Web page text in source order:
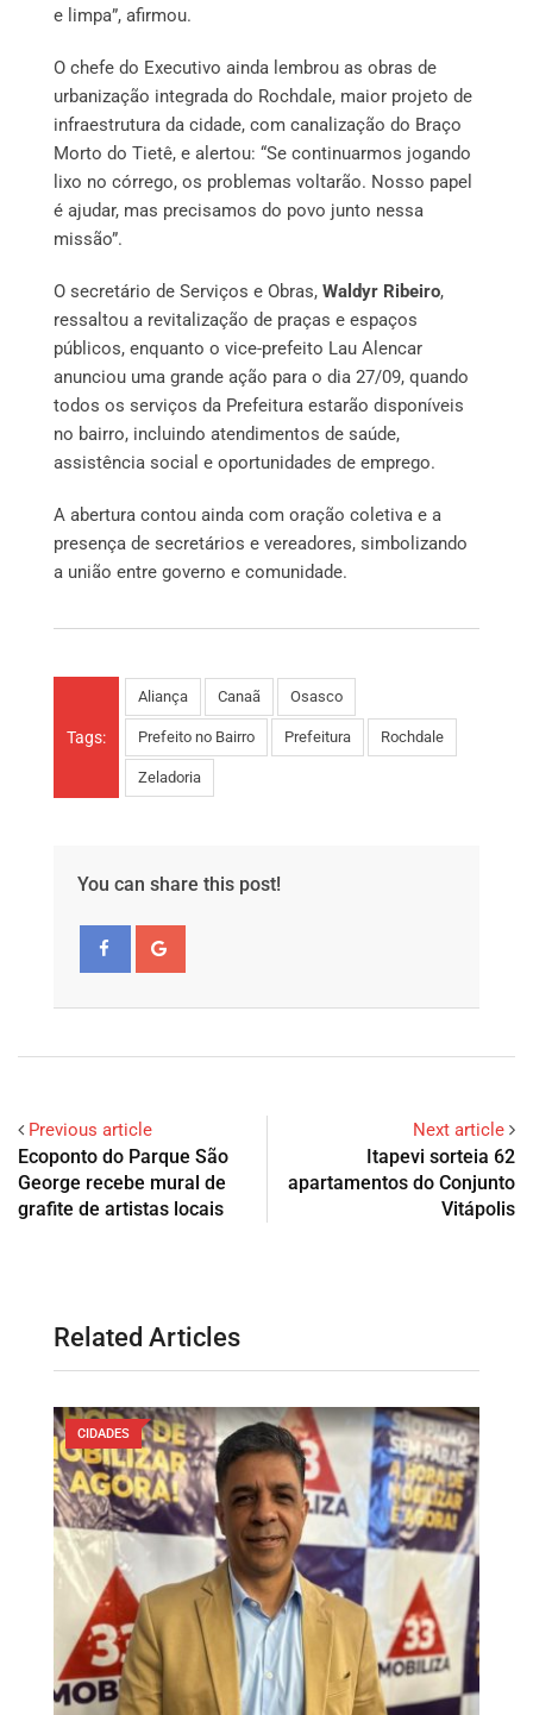
e limpa”, afirmou.
O chefe do Executivo ainda lembrou as obras de
urbanização integrada do Rochdale, maior projeto de
infraestrutura da cidade, com canalização do Braço
Morto do Tietê, e alertou: “Se continuarmos jogando
lixo no córrego, os problemas voltarão. Nosso papel
é ajudar, mas precisamos do povo junto nessa
missão”.
O secretário de Serviços e Obras, Waldyr Ribeiro,
ressaltou a revitalização de praças e espaços
públicos, enquanto o vice-prefeito Lau Alencar
anunciou uma grande ação para o dia 27/09, quando
todos os serviços da Prefeitura estarão disponíveis
no bairro, incluindo atendimentos de saúde,
assistência social e oportunidades de emprego.
A abertura contou ainda com oração coletiva e a
presença de secretários e vereadores, simbolizando
a união entre governo e comunidade.
Tags:
Aliança Canaã Osasco
Prefeito no Bairro Prefeitura Rochdale
Zeladoria
You can share this post!
Previous article
Ecoponto do Parque São
George recebe mural de
grafite de artistas locais
Next article
Itapevi sorteia 62
apartamentos do Conjunto
Vitápolis
Related Articles
CIDADES